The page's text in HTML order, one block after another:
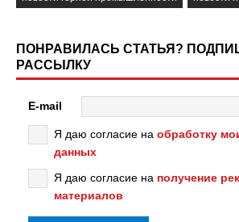
ПОНРАВИЛАСЬ СТАТЬЯ?
РАССЫЛКУ
E-mail
Я даю согласие на обработку
данных
Я даю согласие на получение
материалов